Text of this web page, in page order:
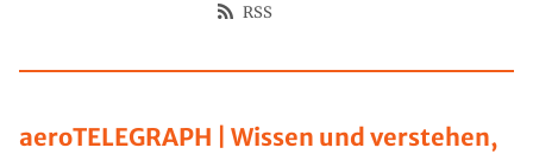
aeroTELEGRAPH | Wissen und verstehen,
RSS